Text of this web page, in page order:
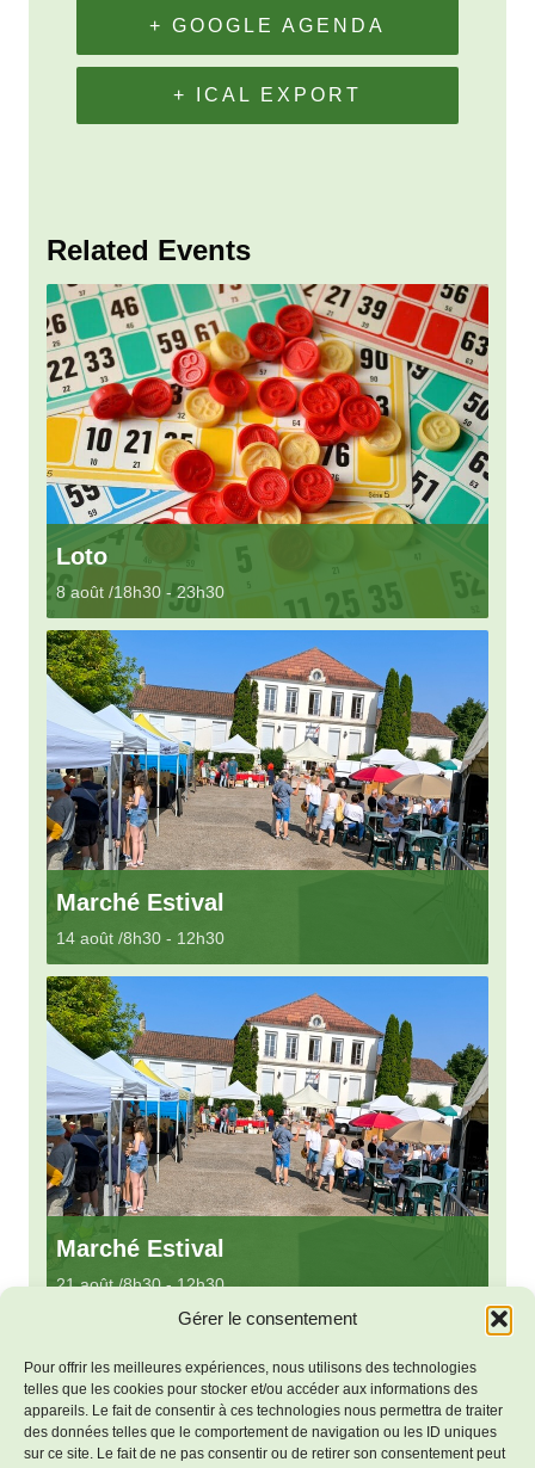
Gérer le consentement
Pour offrir les meilleures expériences, nous utilisons des technologies
telles que les cookies pour stocker et/ou accéder aux informations des
appareils. Le fait de consentir à ces technologies nous permettra de traiter
des données telles que le comportement de navigation ou les ID uniques
sur ce site. Le fait de ne pas consentir ou de retirer son consentement peut
+ GOOGLE AGENDA
+ ICAL EXPORT
Related Events
Loto
8 août /18h30 -23h30
Marché Estival
14 août /8h30 - 12h30
Marché Estival
21 août /8h30-12h30
« Fête à La Nouge Marché Estival du 1807 »